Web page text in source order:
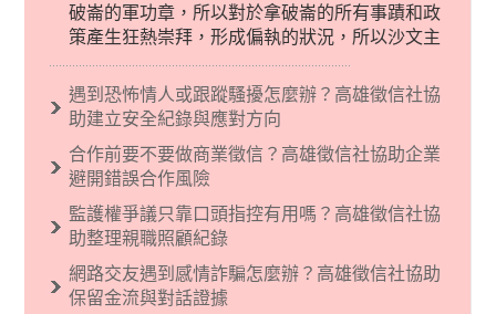
破崙的軍功章，所以對於拿破崙的所有事蹟和政
策產生狂熱崇拜，形成偏執的狀況，所以沙文主
義後來就被拿來暗指偏見和歧視，而且有沙文主
義傾向的人，通常對於自己的國家和民族有超強
烈的卓越感，因而瞧不起其他國家的人，所以沙
現了男性沙文…
遇到恐怖情人或跟蹤騷擾怎麼辦？高雄徵信社協
助建立安全紀錄與應對方向
合作前要不要做商業徵信？高雄徵信社協助企業
避開錯誤合作風險
監護權爭議只靠口頭指控有用嗎？高雄徵信社協
助整理親職照顧紀錄
網路交友遇到感情詐騙怎麼辦？高雄徵信社協助
保留金流與對話證據